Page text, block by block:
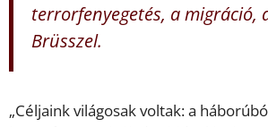
terrorfenyegetés, a migráció,
Brüsszel.
„Céljaink világosak voltak: a